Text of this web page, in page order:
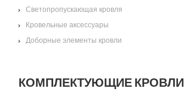
Светопропускающая кровля
Кровельные аксессуары
Доборные элементы кровли
КОМПЛЕКТУЮЩИЕ КРОВЛИ